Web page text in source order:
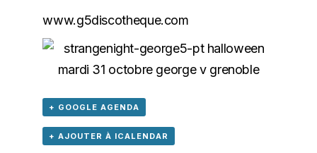
www.g5discotheque.com
+ GOOGLE AGENDA
+ AJOUTER À ICALENDAR